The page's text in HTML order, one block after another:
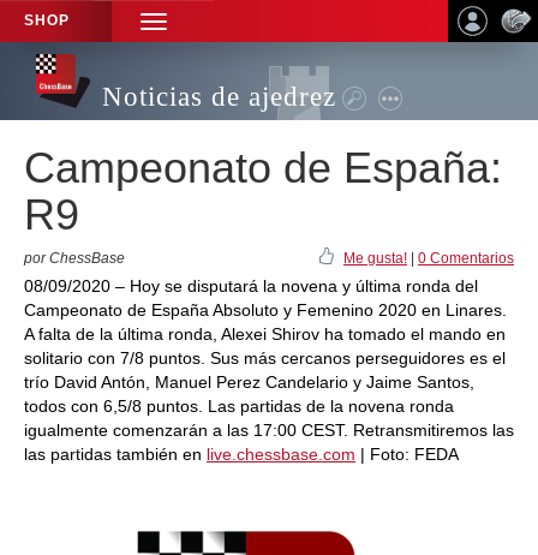
SHOP
TOGGLE
NAVIGATION
Noticias de ajedrez
Campeonato de España:
R9
por ChessBase Me gusta! 0 Comentarios
08/09/2020 – Hoy se disputará la novena y última ronda del
Campeonato de España Absoluto y Femenino 2020 en Linares.
A falta de la última ronda, Alexei Shirov ha tomado el mando en
solitario con 7/8 puntos. Sus más cercanos perseguidores es el
trío David Antón, Manuel Perez Candelario y Jaime Santos,
todos con 6,5/8 puntos. Las partidas de la novena ronda
igualmente comenzarán a las 17:00 CEST. Retransmitiremos las
las partidas también en live.chessbase.com | Foto: FEDA